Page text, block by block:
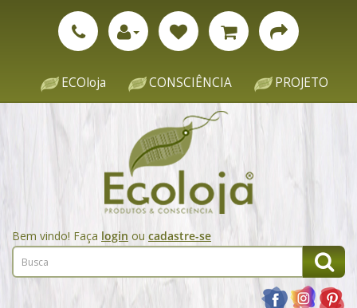
ECOloja CONSCIÊNCIA PROJETO
Bem vindo! Faça login ou cadastre-se